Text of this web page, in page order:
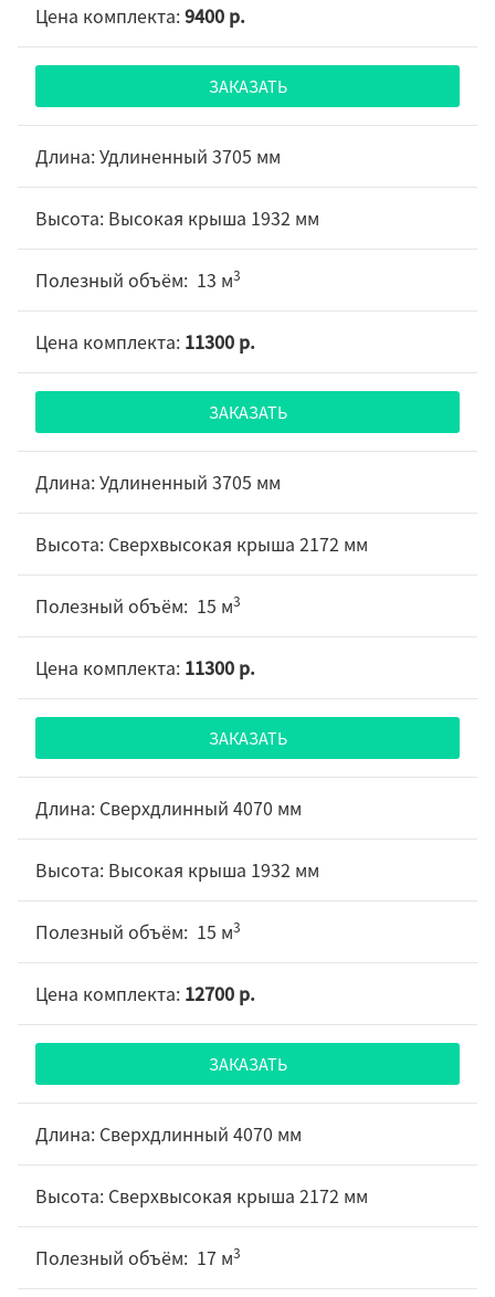
9400 р.
ЗАКАЗАТЬ
Удлиненный 3705 мм
Высокая крыша 1932 мм
13 м3
11300 р.
ЗАКАЗАТЬ
Удлиненный 3705 мм
Сверхвысокая крыша 2172 мм
15 м3
11300 р.
ЗАКАЗАТЬ
Сверхдлинный 4070 мм
Высокая крыша 1932 мм
15 м3
12700 р.
ЗАКАЗАТЬ
Сверхдлинный 4070 мм
Сверхвысокая крыша 2172 мм
17 м3